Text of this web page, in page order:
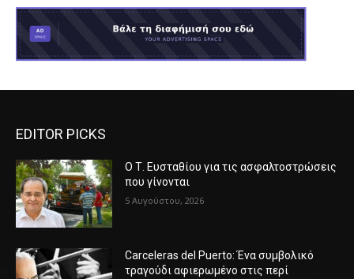
EDITOR PICKS
Ο Τ. Ευσταθίου για τις ασφαλτοστρώσεις
που γίνονται
5 Αυγούστου, 2026
Carceleras del Puerto: Ένα συμβολικό
τραγούδι αφιερωμένο στις περί